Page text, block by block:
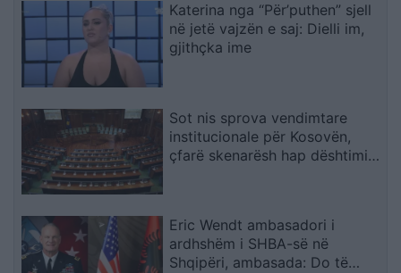
Katerina nga “Për’puthen” sjell
në jetë vajzën e saj: Dielli im,
gjithçka ime
Sot nis sprova vendimtare
institucionale për Kosovën,
çfarë skenarësh hap dështimi i
Eric Wendt ambasadori i
ardhshëm i SHBA-së në
Shqipëri, ambasada: Do të